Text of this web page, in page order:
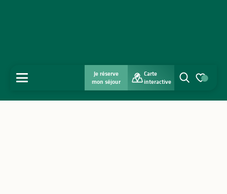
Je réserve
mon séjour
Carte
interactive